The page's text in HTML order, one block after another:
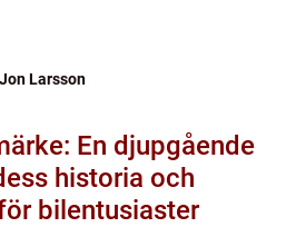
Jon Larsson
En djupgående
historia och
bilentusiaster